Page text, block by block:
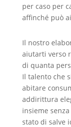
per caso per
affinché può
Il nostro
aiutarti verso
di quanta
Il talento che
abitare
addirittura
insieme
stato di salve